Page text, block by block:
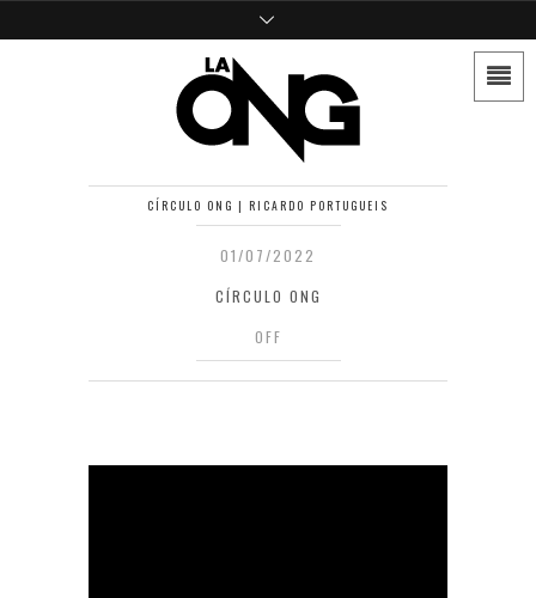
CÍRCULO ONG | RICARDO PORTUGUEIS
01/07/2022
CÍRCULO ONG
OFF